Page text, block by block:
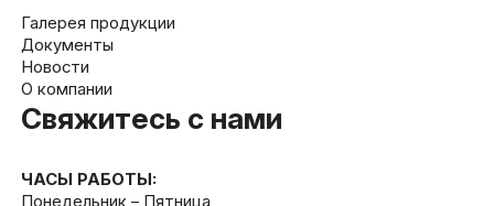
Галерея продукции
Документы
Новости
О компании
Свяжитесь с нами
ЧАСЫ РАБОТЫ: